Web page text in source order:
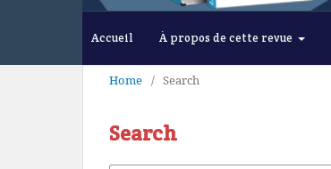
Accueil À propos de cette revue
Home / Search
Search